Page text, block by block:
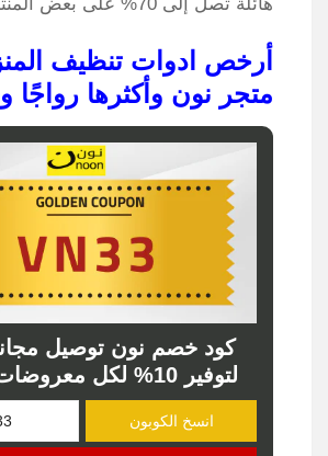
أرخص ادوات تنظيف
متجر نون وأكثرها رواجًا
كود خصم نون توصيل
لتوفير 10% لكل معروضات الموقع
انسخ الكوبون